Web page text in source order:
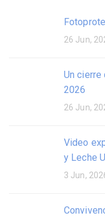
26 Jun,
Un cierre
2026
26 Jun,
Video
y Leche
3 Jun,